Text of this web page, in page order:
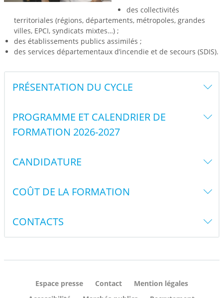
des collectivités
territoriales (régions, départements, métropoles, grandes
villes, EPCI, syndicats mixtes…) ;
des établissements publics assimilés ;
des services départementaux d’incendie et de secours (SDIS).
PRÉSENTATION DU CYCLE
PROGRAMME ET CALENDRIER DE
FORMATION 2026-2027
CANDIDATURE
COÛT DE LA FORMATION
CONTACTS
Espace presse Contact
Mention légales